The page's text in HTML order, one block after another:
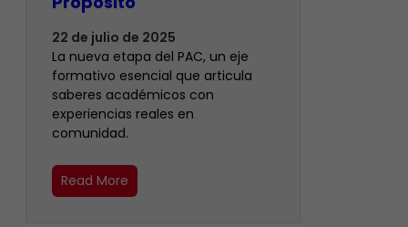
22 de julio de 2025
La nueva etapa del PAC, un eje
formativo esencial que articula
saberes académicos con
experiencias reales en
comunidad.
Read More